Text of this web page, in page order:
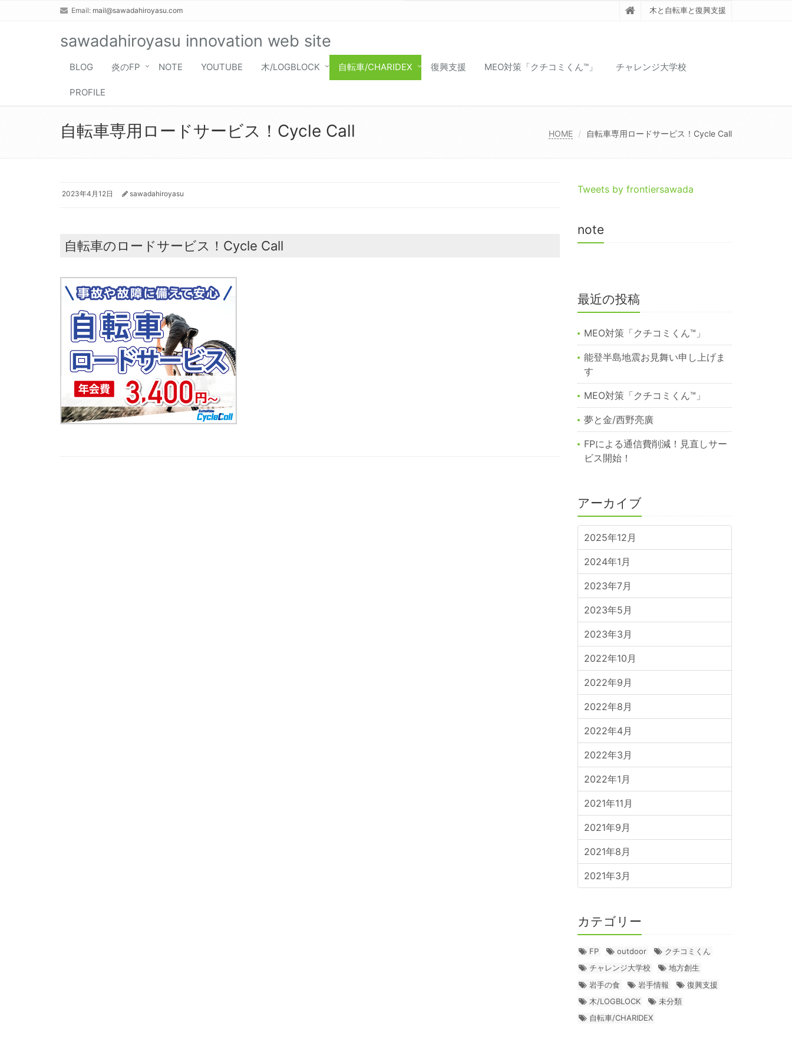
Email: mail@sawadahiroyasu.com 木と自転車と復興支援
sawadahiroyasu innovation web site
BLOG 炎のFP NOTE YOUTUBE 木/LOGBLOCK 自転車/CHARIDEX 復興支援 MEO対策「クチコミくん™️」 チャレンジ大学校
PROFILE
自転車専用ロードサービス！Cycle Call HOME 自転車専用ロードサービス！Cycle Call
2023年4月12日 sawadahiroyasu
自転車のロードサービス！Cycle Call
Tweets by frontiersawada
note
最近の投稿
MEO対策「クチコミくん™︎」
能登半島地震お見舞い申し上げま
す
MEO対策「クチコミくん™️」
夢と金/西野亮廣
FPによる通信費削減！見直しサー
ビス開始！
アーカイブ
2025年12月
2024年1月
2023年7月
2023年5月
2023年3月
2022年10月
2022年9月
2022年8月
2022年4月
2022年3月
2022年1月
2021年11月
2021年9月
2021年8月
2021年3月
カテゴリー
FP outdoor
クチコミくん
チャレンジ大学校
地方創生
岩手の食
岩手情報
復興支援
木/LOGBLOCK
未分類
自転車/CHARIDEX